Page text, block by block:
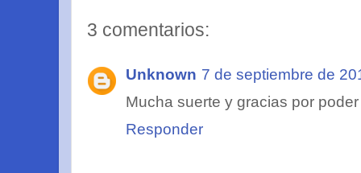
3 comentarios:
Unknown 7 de septiembre de
Mucha suerte y gracias por
Responder